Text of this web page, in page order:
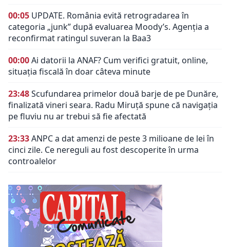
00:05 UPDATE. România evită retrogradarea în
categoria „junk” după evaluarea Moody’s. Agenția a
reconfirmat ratingul suveran la Baa3
00:00Ai datorii la ANAF? Cum verifici gratuit, online,
situația fiscală în doar câteva minute
23:48Scufundarea primelor două barje de pe Dunăre,
finalizată vineri seara. Radu Miruță spune că navigația
pe fluviu nu ar trebui să fie afectată
23:33ANPC a dat amenzi de peste 3 milioane de lei în
cinci zile. Ce nereguli au fost descoperite în urma
controalelor